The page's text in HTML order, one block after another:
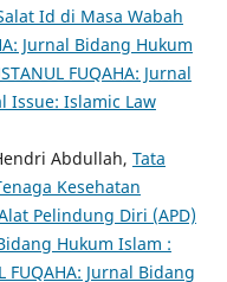
Id di Masa Wabah
Jurnal Bidang Hukum
FUQAHA: Jurnal
Issue: Islamic Law
Abdullah, Tata
Kesehatan
Pelindung Diri (APD)
Hukum Islam :
FUQAHA: Jurnal Bidang